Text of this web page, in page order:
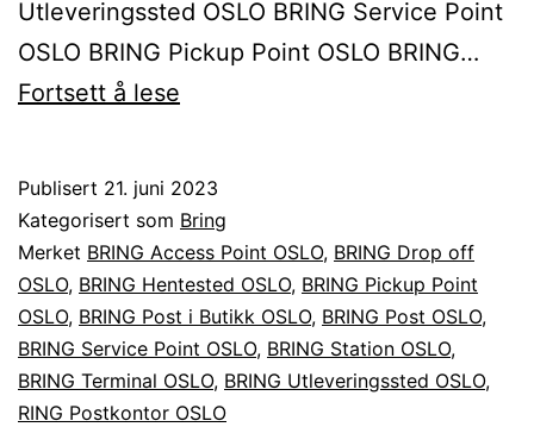
Utleveringssted OSLO BRING Service Point
OSLO BRING Pickup Point OSLO BRING…
Fortsett å lese
til
eller
fra
OSLO
Publisert 21. juni 2023
Kategorisert som Bring
Merket BRING Access Point OSLO, BRING Drop off
OSLO, BRING Hentested OSLO, BRING Pickup Point
OSLO, BRING Post i Butikk OSLO, BRING Post OSLO,
BRING Service Point OSLO, BRING Station OSLO,
BRING Terminal OSLO, BRING Utleveringssted OSLO,
RING Postkontor OSLO